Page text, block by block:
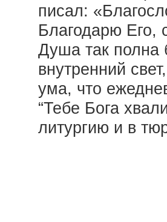
писал:
Благодарю Его,
Душа так полна
внутренний
ума, что
“Тебе Бога
литургию и в